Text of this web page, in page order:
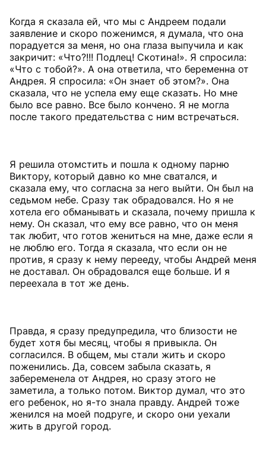
Когда я сказала ей, что мы с Андреем подали
заявление и скоро поженимся, я думала, что она
порадуется за меня, но она глаза выпучила и как
закричит: «Что?!!! Подлец! Скотина!». Я спросила:
«Что с тобой?». А она ответила, что беременна от
Андрея. Я спросила: «Он знает об этом?». Она
сказала, что не успела ему еще сказать. Но мне
было все равно. Все было кончено. Я не могла
после такого предательства с ним встречаться.
Я решила отомстить и пошла к одному парню
Виктору, который давно ко мне сватался, и
сказала ему, что согласна за него выйти. Он был на
седьмом небе. Сразу так обрадовался. Но я не
хотела его обманывать и сказала, почему пришла к
нему. Он сказал, что ему все равно, что он меня
так любит, что готов жениться на мне, даже если я
не люблю его. Тогда я сказала, что если он не
против, я сразу к нему перееду, чтобы Андрей меня
не доставал. Он обрадовался еще больше. И я
переехала в тот же день.
Правда, я сразу предупредила, что близости не
будет хотя бы месяц, чтобы я привыкла. Он
согласился. В общем, мы стали жить и скоро
поженились. Да, совсем забыла сказать, я
забеременела от Андрея, но сразу этого не
заметила, а только потом. Виктор думал, что это
его ребенок, но я-то знала правду. Андрей тоже
женился на моей подруге, и скоро они уехали
жить в другой город.